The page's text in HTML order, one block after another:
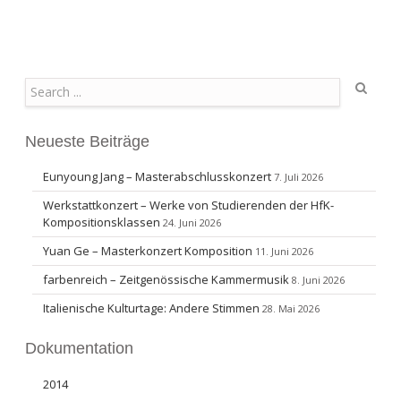
Neueste Beiträge
Eunyoung Jang – Masterabschlusskonzert 7. Juli 2026
Werkstattkonzert – Werke von Studierenden der HfK-
Kompositionsklassen 24. Juni 2026
Yuan Ge – Masterkonzert Komposition 11. Juni 2026
farbenreich – Zeitgenössische Kammermusik 8. Juni 2026
Italienische Kulturtage: Andere Stimmen 28. Mai 2026
Dokumentation
2014